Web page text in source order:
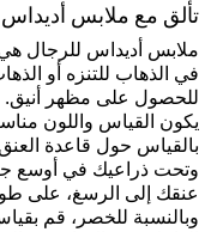
تألق مع ملابس أديداس
ملابس أديداس للرجال هي
في الذهاب للتنزه أو
للحصول على مظهر أنيق.
يكون القياس واللون
بالقياس حول قاعدة
وتحت ذراعيك في أوسع
عنقك إلى الرسغ، على
وبالنسبة للخصر، قم